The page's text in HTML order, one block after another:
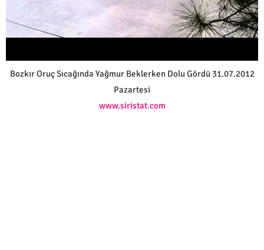
Bozkır Oruç Sıcağında Yağmur Beklerken Dolu Gördü 31.07.2012
Pazartesi
www.siristat.com